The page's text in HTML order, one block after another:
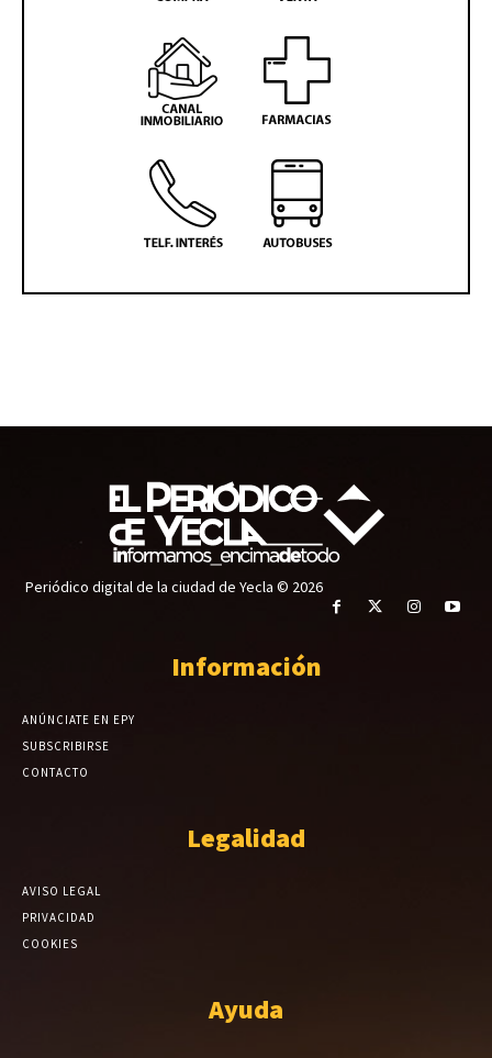
Periódico digital de la ciudad de Yecla © 2026
Información
ANÚNCIATE EN EPY
SUBSCRIBIRSE
CONTACTO
Legalidad
AVISO LEGAL
PRIVACIDAD
COOKIES
Ayuda